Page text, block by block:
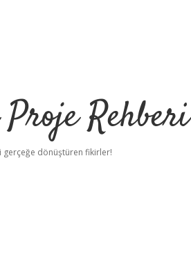
Proje Rehberi
gerçeğe dönüştüren fikirler!